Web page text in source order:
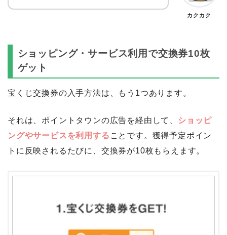
カクカク
ショッピング・サービス利用で交換券10枚
ゲット
宝くじ交換券の入手方法は、もう1つあります。
それは、ポイントタウンの広告を経由して、
ショッピ
ングやサービスを利用する ことです。獲得予定ポイン
トに反映されるたびに、交換券が10枚もらえます。